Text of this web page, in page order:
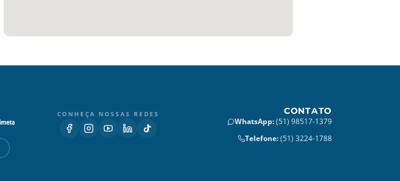
CONHEÇA NOSSAS REDES CONTATO
WhatsApp:(51) 98517-1379
Telefone:(51) 3224-1788